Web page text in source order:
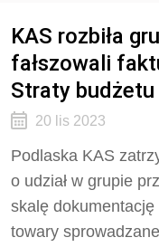
KAS rozbiła
fałszowali
Straty
20 lis 2023
Podlaska KAS
o udział w grupie
skalę
towary